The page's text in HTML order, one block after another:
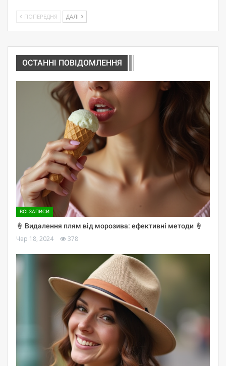
ПОПЕРЕДНЯ ДАЛІ
ОСТАННІ ПОВІДОМЛЕННЯ
ВСІ ЗАПИСИ
🍦 Видалення плям від морозива: ефективні методи 🍦
Чер 18, 2024 378